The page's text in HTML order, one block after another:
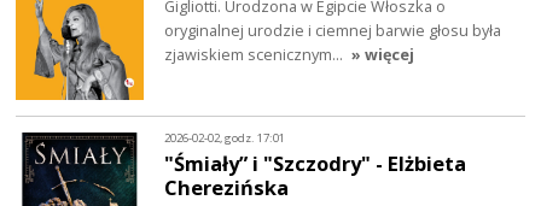
Gigliotti. Urodzona w Egipcie Włoszka o
oryginalnej urodzie i ciemnej barwie głosu była
zjawiskiem scenicznym… » więcej
2026-02-02, godz. 17:01
"Śmiały” i "Szczodry" - Elżbieta
Cherezińska